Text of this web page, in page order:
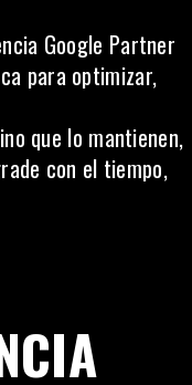
Google Partner
para optimizar,
que lo mantienen,
con el tiempo,